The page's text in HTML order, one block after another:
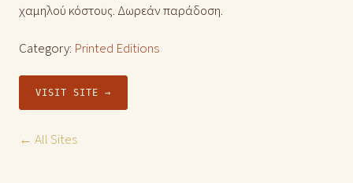
χαμηλού κόστους. Δωρεάν παράδοση.
Category: Printed Editions
VISIT SITE →
← All Sites